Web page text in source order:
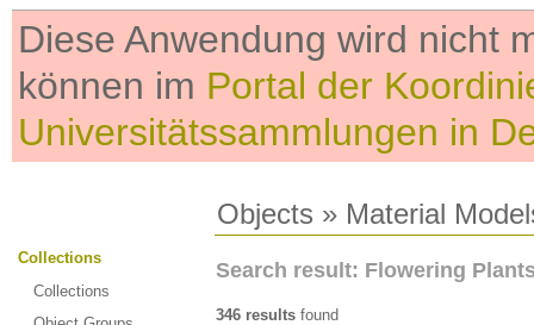
Diese Anwendung wird nicht
können im Portal der
Universitätssammlungen in
Objects » Material
Collections
Collections
Search result: Flowering
346 results found